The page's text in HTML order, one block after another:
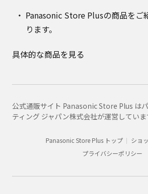
Panasonic Store Plusの商品をご
ります。
具体的な商品を見る
公式通販サイト Panasonic Store Plus は
ティング ジャパン株式会社が運営していま
Panasonic Store Plus トップ
ショ
プライバシーポリシー